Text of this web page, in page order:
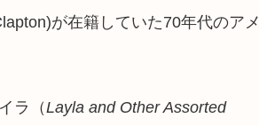
が在籍していた70年代のアメ
ラ（Layla and Other Assorted